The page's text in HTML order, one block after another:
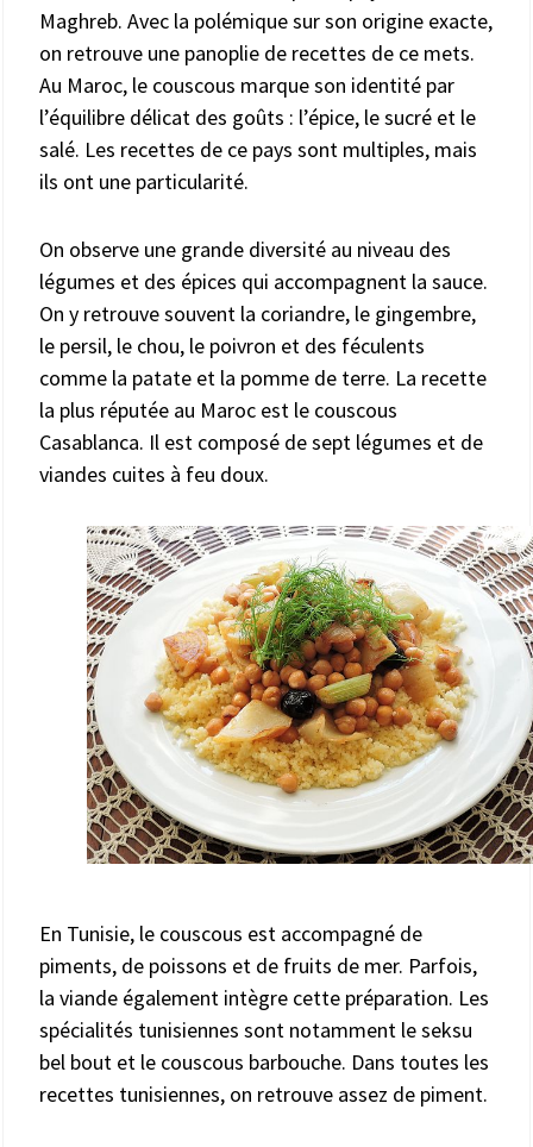
Maghreb. Avec la polémique sur son origine exacte,
on retrouve une panoplie de recettes de ce mets.
Au Maroc, le couscous marque son identité par
l’équilibre délicat des goûts : l’épice, le sucré et le
salé. Les recettes de ce pays sont multiples, mais
ils ont une particularité.
On observe une grande diversité au niveau des
légumes et des épices qui accompagnent la sauce.
On y retrouve souvent la coriandre, le gingembre,
le persil, le chou, le poivron et des féculents
comme la patate et la pomme de terre. La recette
la plus réputée au Maroc est le couscous
Casablanca. Il est composé de sept légumes et de
viandes cuites à feu doux.
En Tunisie, le couscous est accompagné de
piments, de poissons et de fruits de mer. Parfois,
la viande également intègre cette préparation. Les
spécialités tunisiennes sont notamment le seksu
bel bout et le couscous barbouche. Dans toutes les
recettes tunisiennes, on retrouve assez de piment.